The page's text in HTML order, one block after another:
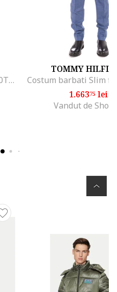
Costum barbati Slim fit TT0TT04101, Gri
TOMMY
1.66375 lei
Vandut de